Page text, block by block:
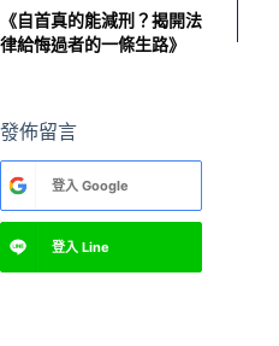
《自首真的能減刑？揭開法
律給悔過者的一條生路》
發佈留言
登入 Google
登入 Line
A
t
n